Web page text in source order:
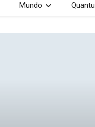
Mundo